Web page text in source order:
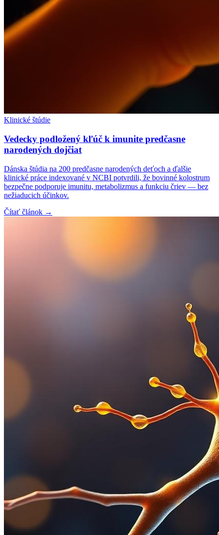
Klinické štúdie
Vedecky podložený kľúč k imunite predčasne
narodených dojčiat
Dánska štúdia na 200 predčasne narodených deťoch a ďalšie
klinické práce indexované v NCBI potvrdili, že bovinné kolostrum
bezpečne podporuje imunitu, metabolizmus a funkciu čriev — bez
nežiaducich účinkov.
Čítať článok →